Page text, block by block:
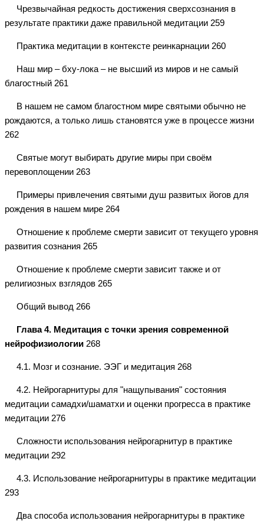
Чрезвычайная редкость достижения сверхсознания в
результате практики даже правильной медитации 259
Практика медитации в контексте реинкарнации 260
Наш мир – бху-лока – не высший из миров и не самый
благостный 261
В нашем не самом благостном мире святыми обычно не
рождаются, а только лишь становятся уже в процессе жизни
262
Святые могут выбирать другие миры при своём
перевоплощении 263
Примеры привлечения святыми душ развитых йогов для
рождения в нашем мире 264
Отношение к проблеме смерти зависит от текущего уровня
развития сознания 265
Отношение к проблеме смерти зависит также и от
религиозных взглядов 265
Общий вывод 266
Глава 4. Медитация с точки зрения современной
нейрофизиологии 268
4.1. Мозг и сознание. ЭЭГ и медитация 268
4.2. Нейрогарнитуры для "нащупывания" состояния
медитации самадхи/шаматхи и оценки прогресса в практике
медитации 276
Сложности использования нейрогарнитур в практике
медитации 292
4.3. Использование нейрогарнитуры в практике медитации
293
Два способа использования нейрогарнитуры в практике